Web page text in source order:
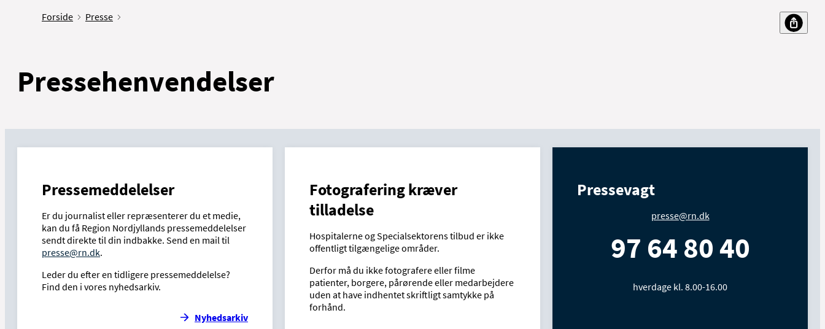
Forside Presse
Pressehenvendelser
Pressemeddelelser
Er du journalist eller repræsenterer du et medie,
kan du få Region Nordjyllands pressemeddelelser
sendt direkte til din indbakke. Send en mail til
presse@rn.dk.
Leder du efter en tidligere pressemeddelelse?
Find den i vores nyhedsarkiv.
Nyhedsarkiv
Fotografering kræver
tilladelse
Hospitalerne og Specialsektorens tilbud er ikke
offentligt tilgængelige områder.
Derfor må du ikke fotografere eller filme
patienter, borgere, pårørende eller medarbejdere
uden at have indhentet skriftligt samtykke på
forhånd.
Pressevagt
presse@rn.dk
97 64 80 40
hverdage kl. 8.00-16.00